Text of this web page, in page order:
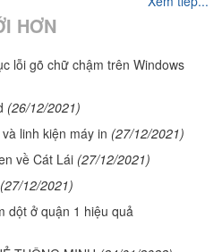
HƠN
lỗi gõ chữ chậm trên Windows
(26/12/2021)
linh kiện máy in (27/12/2021)
về Cát Lái (27/12/2021)
(27/12/2021)
dột ở quận 1 hiệu quả